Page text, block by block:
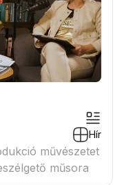
Hír
művészetet
műsora